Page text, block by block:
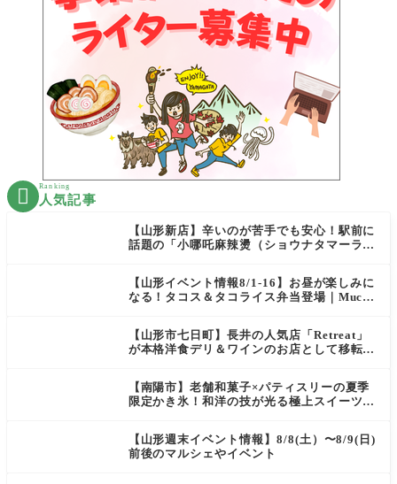
 Ranking
人気記事
【山形新店】辛いのが苦手でも安心！駅前に
話題の「小哪吒麻辣燙（ショウナタマーラー
【山形イベント情報8/1-16】お昼が楽しみに
なる！タコス＆タコライス弁当登場｜Mucha
【山形市七日町】長井の人気店「Retreat」
が本格洋食デリ＆ワインのお店として移転オ
【南陽市】老舗和菓子×パティスリーの夏季
限定かき氷！和洋の技が光る極上スイーツ｜
【山形週末イベント情報】8/8(土）〜8/9(日)
前後のマルシェやイベント